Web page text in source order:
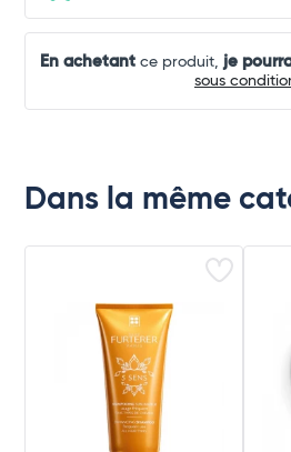
En achetantce produit, je
sous
Dans la même